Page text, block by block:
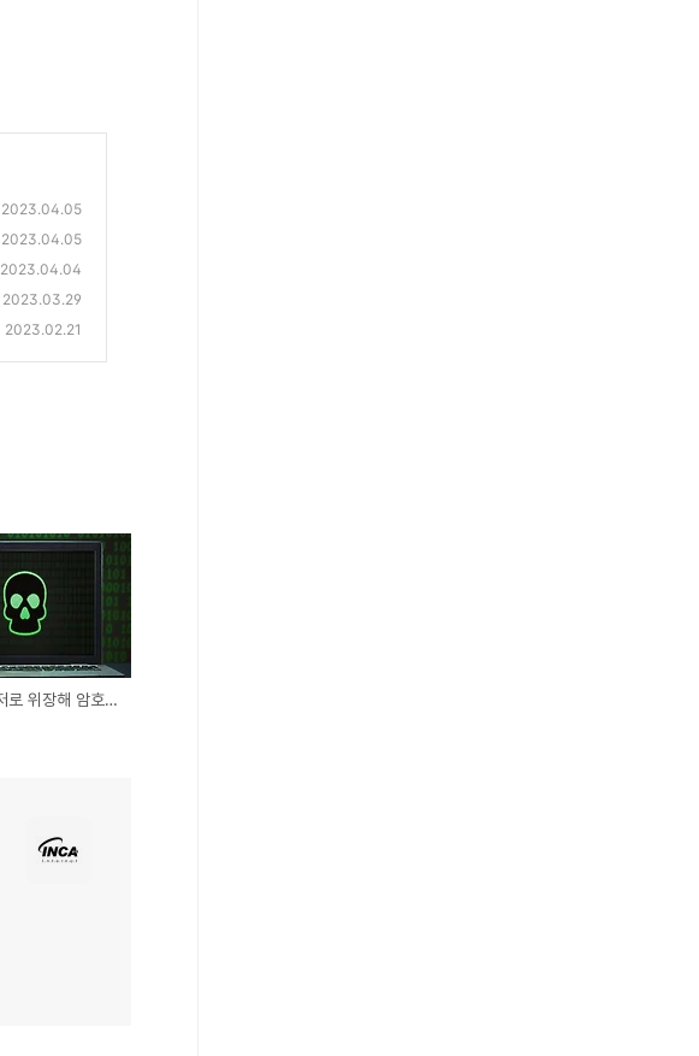
2023.04.05
2023.04.05
2023.04.04
2023.03.29
2023.02.21
Tor 브라우저로 위장해 암호화폐 지갑을 노리는 클리퍼 악성코드